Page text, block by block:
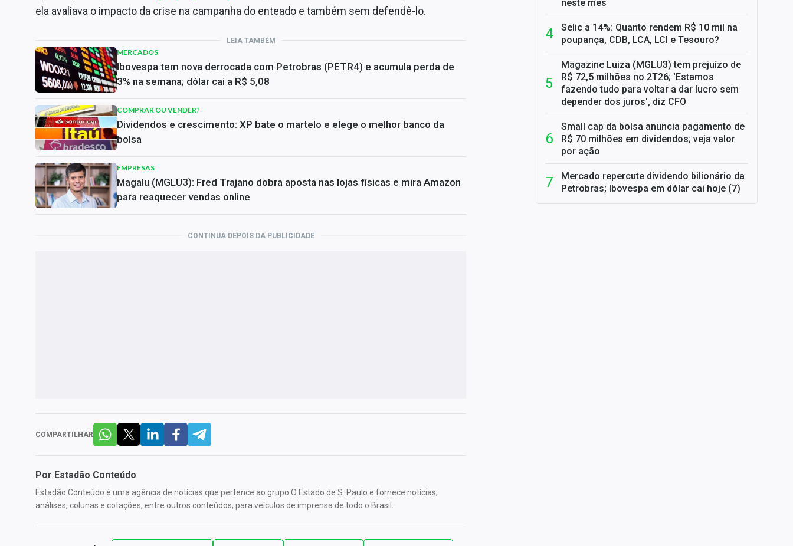
ela avaliava o impacto da crise na campanha do enteado e também sem defendê-lo.
LEIA TAMBÉM
MERCADOS
Ibovespa tem nova derrocada com Petrobras (PETR4) e acumula perda de
3% na semana; dólar cai a R$ 5,08
COMPRAR OU VENDER?
Dividendos e crescimento: XP bate o martelo e elege o melhor banco da
bolsa
EMPRESAS
Magalu (MGLU3): Fred Trajano dobra aposta nas lojas físicas e mira Amazon
para reaquecer vendas online
CONTINUA DEPOIS DA PUBLICIDADE
COMPARTILHAR
Por Estadão Conteúdo
Estadão Conteúdo é uma agência de notícias que pertence ao grupo O Estado de S. Paulo e fornece notícias,
análises, colunas e cotações, entre outros conteúdos, para veículos de imprensa de todo o Brasil.
neste mês
Selic a 14%: Quanto rendem R$ 10 mil na
poupança, CDB, LCA, LCI e Tesouro?
Magazine Luiza (MGLU3) tem prejuízo de
R$ 72,5 milhões no 2T26; 'Estamos
fazendo tudo para voltar a dar lucro sem
depender dos juros', diz CFO
Small cap da bolsa anuncia pagamento de
R$ 70 milhões em dividendos; veja valor
por ação
Mercado repercute dividendo bilionário da
Petrobras; Ibovespa em dólar cai hoje (7)